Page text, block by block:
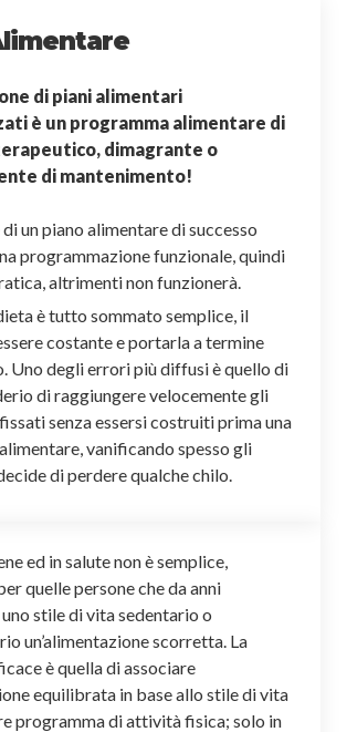
di piani alimentari
è un programma alimentare di
dimagrante o
di mantenimento!
un piano alimentare di successo
programmazione funzionale, quindi
altrimenti non funzionerà.
è tutto sommato semplice, il
costante e portarla a termine
Uno degli errori più diffusi è quello di
di raggiungere velocemente gli
senza essersi costruiti prima una
vanificando spesso gli
di perdere qualche chilo.
ed in salute non è semplice,
quelle persone che da anni
stile di vita sedentario o
un’alimentazione scorretta. La
è quella di associare
equilibrata in base allo stile di vita
programma di attività fisica; solo in